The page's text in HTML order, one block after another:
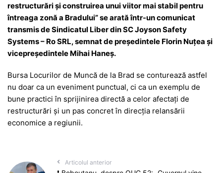
restructurări și construirea unui viitor mai stabil pentru
întreaga zonă a Bradului” se arată într-un comunicat
transmis de Sindicatul Liber din SC Joyson Safety
Systems – Ro SRL, semnat de președintele Florin Nuțea și
vicepreședintele Mihai Haneș.
Bursa Locurilor de Muncă de la Brad se conturează astfel
nu doar ca un eveniment punctual, ci ca un exemplu de
bune practici în sprijinirea directă a celor afectați de
restructurări și un pas concret în direcția relansării
economice a regiunii.
Articolul anterior